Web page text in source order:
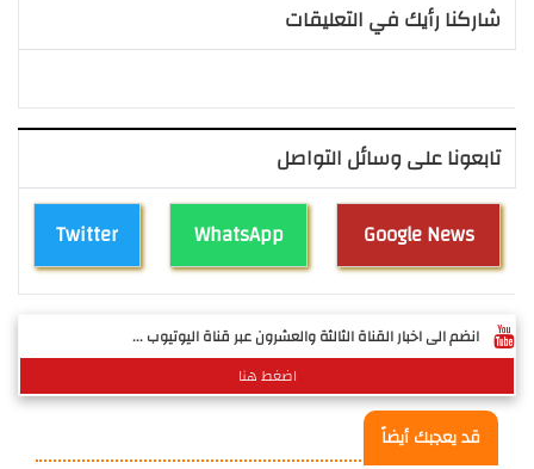
شاركنا رأيك في التعليقات
تابعونا على وسائل التواصل
Twitter WhatsApp Google News
انضم الى اخبار القناة الثالثة والعشرون عبر قناة اليوتيوب ...
اضغط هنا
قد يعجبك أيضاً